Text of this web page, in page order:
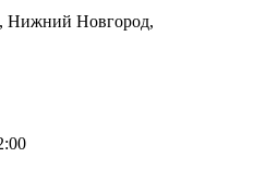
Нижний Новгород,